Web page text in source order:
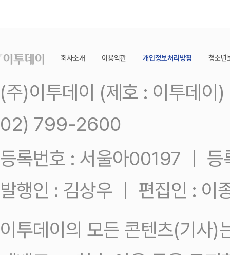
회사소개 이용약관 개인정보처리방침 청소년
(주)이투데이 (제호 : 이투데
02) 799-2600
등록번호 : 서울아00197 ㅣ
발행인 : 김상우 ㅣ 편집인 : 이
이투데이의 모든 콘텐츠(기사)